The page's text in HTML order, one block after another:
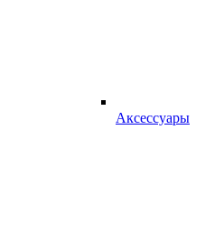
Аксессуары